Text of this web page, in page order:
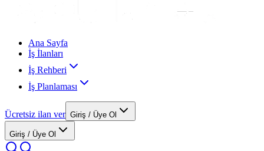
Ana Sayfa
İş İlanları
İş Rehberi
İş Planlaması
Ücretsiz ilan ver Giriş / Üye Ol
Giriş / Üye Ol